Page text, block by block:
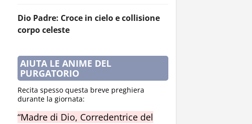
Dio Padre: Croce in cielo e collisione
corpo celeste
AIUTA LE ANIME DEL
PURGATORIO
Recita spesso questa breve preghiera
durante la giornata:
“Madre di Dio, Corredentrice del